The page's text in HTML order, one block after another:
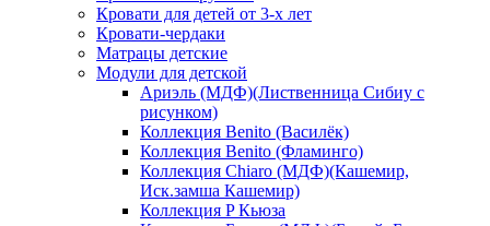
Кровати для детей от 3-х лет
Кровати-чердаки
Матрацы детские
Модули для детской
Ариэль (МДФ)(Лиственница Сибиу с
рисунком)
Коллекция Benito (Василёк)
Коллекция Benito (Фламинго)
Коллекция Chiaro (МДФ)(Кашемир,
Иск.замша Кашемир)
Коллекция P Кьюза